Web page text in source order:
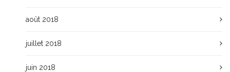
août 2018
juillet 2018
juin 2018